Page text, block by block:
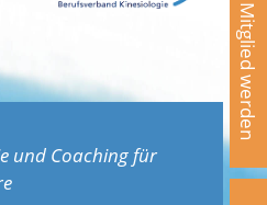
Mitglied werden
und Coaching für